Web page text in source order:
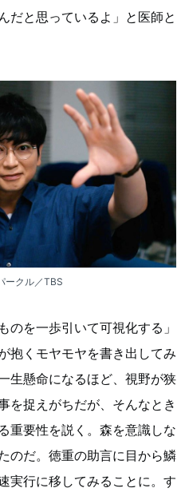
だと思っているよ」と医師と
ークル／TBS
のを一歩引いて可視化する」
抱くモヤモヤを書き出してみ
生懸命になるほど、視野が狭
を捉えがちだが、そんなとき
重要性を説く。森を意識しな
のだ。徳重の助言に目から鱗
実行に移してみることに。す